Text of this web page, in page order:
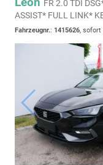
FR 2.0 TDI
ASSIST* FULL LINK*
Fahrzeugnr.: 1415626, sofort